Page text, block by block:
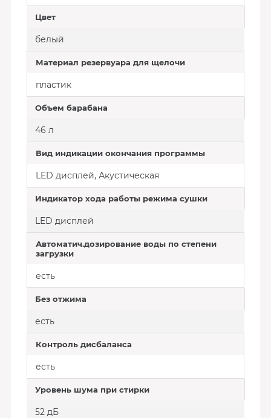
Цвет
белый
Материал резервуара для щелочи
пластик
Объем барабана
46 л
Вид индикации окончания программы
LED дисплей, Акустическая
Индикатор хода работы режима сушки
LED дисплей
Автоматич.дозирование воды по степени
загрузки
есть
Без отжима
есть
Контроль дисбаланса
есть
Уровень шума при стирки
52 дБ